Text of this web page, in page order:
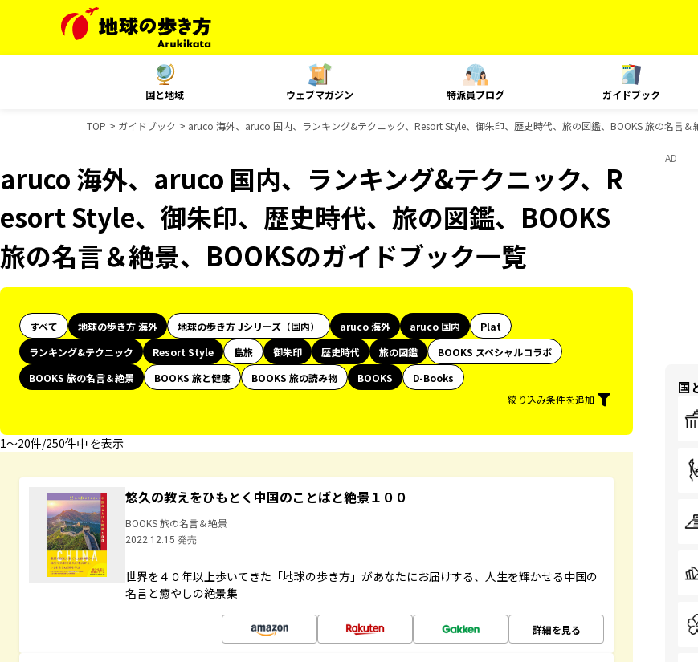
国と地域 ウェブマガジン 特派員ブログ ガイドブック
TOP ガイドブック aruco 海外、aruco 国内、ランキング&テクニック、Resort Style、御朱印、歴史時代、旅の図鑑、BOOKS 旅の名言＆
aruco 海外、aruco 国内、ランキング&テクニック、R
esort Style、御朱印、歴史時代、旅の図鑑、BOOKS
旅の名言＆絶景、BOOKSのガイドブック一覧
すべて 地球の歩き方 海外 地球の歩き方 Jシリーズ（国内） aruco 海外 aruco 国内
Plat
ランキング&テクニック
Resort Style 島旅 御朱印 歴史時代 旅の図鑑
BOOKS スペシャルコラボ
BOOKS 旅の名言＆絶景
BOOKS 旅と健康 BOOKS 旅の読み物 BOOKS
D-Books
絞り込み条件を追加
1〜20件/250件中 を表示
悠久の教えをひもとく中国のことばと絶景１００
BOOKS 旅の名言＆絶景
2022.12.15 発売
世界を４０年以上歩いてきた「地球の歩き方」があなたにお届けする、人生を輝かせる中国の
名言と癒やしの絶景集
詳細を見る
AD
国